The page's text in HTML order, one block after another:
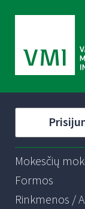
Mokesčių
Formos
Rinkmenos /